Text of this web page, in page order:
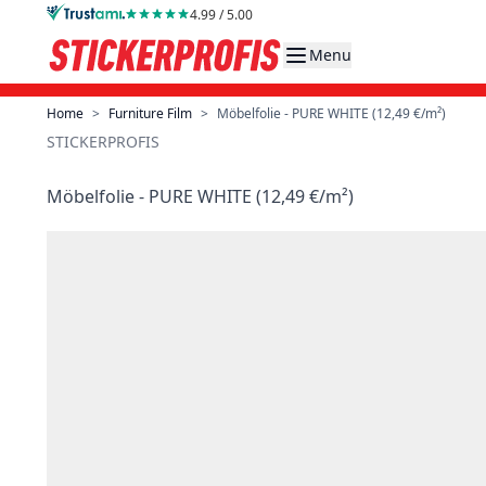
Skip to Content 4.99 / 5.00
Menu
Home > Furniture Film > Möbelfolie - PURE WHITE (12,49 €/m²)
STICKERPROFIS
Möbelfolie - PURE WHITE (12,49 €/m²)